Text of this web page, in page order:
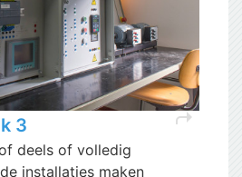
shortcut
3
deels of volledig
installaties maken